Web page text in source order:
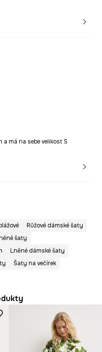
má na sebe velikost S
Růžové dámské šaty
šaty
Lněné dámské šaty
Šaty na večírek